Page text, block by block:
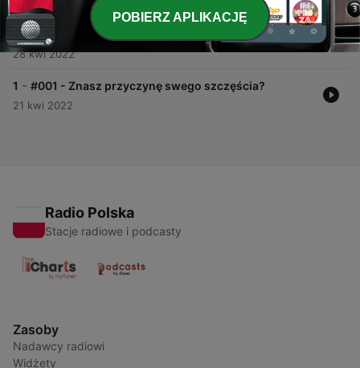
2 - #002 - "Wszystko, co sobie UŚWIADAMIASZ,
możesz kontrolować" - wydaje się, że to niewiele?
Nic bardziej mylnego. Bo...?
28 kwi 2022
1 - #001 - Znasz przyczynę swego szczęścia?
21 kwi 2022
Radio Polska
Stacje radiowe i podcasty
Zasoby
Nadawcy radiowi
Widżety
POBIERZ APLIKACJĘ